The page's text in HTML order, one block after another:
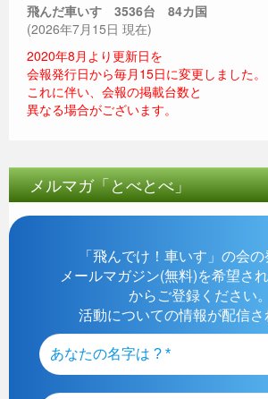
飛んだ車いす 3536台 84カ国
(2026年7月15日 現在)
2020年8月より更新日を
会報発行日から毎月15日に変更しました。
これに伴い、会報の掲載台数と
異なる場合がございます。
メルマガ「とべとべ」
「飛んでけ！車いす」の会
メールマガジン(無料)を希望さ
からご登録ください。
活動についての情報が配信さ